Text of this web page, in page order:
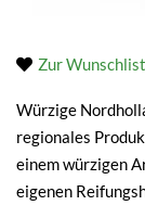
Zur
Würzige
regionales
einem würzigen
eigenen